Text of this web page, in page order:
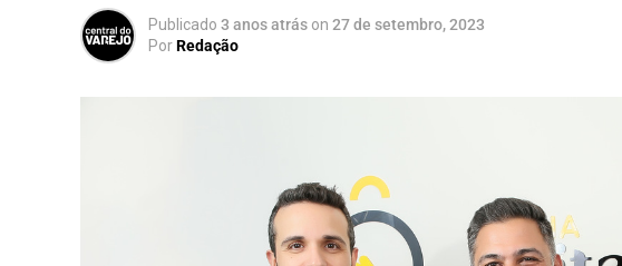
Publicado 3 anos atrás on 27 de setembro, 2023
PorRedação